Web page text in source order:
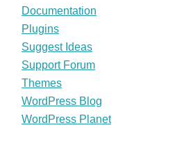
Documentation
Plugins
Suggest Ideas
Support Forum
Themes
WordPress Blog
WordPress Planet